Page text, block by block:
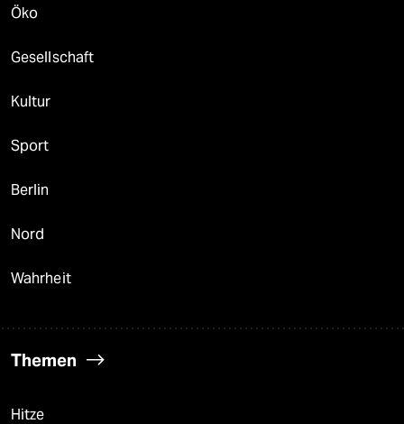
Öko
Gesellschaft
Kultur
Sport
Berlin
Nord
Wahrheit
Themen
Hitze